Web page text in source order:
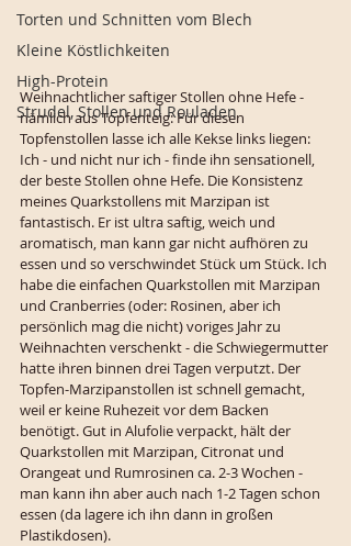
Torten und Schnitten vom Blech
Kleine Köstlichkeiten
High-Protein
Strudel, Stollen und Rouladen
Weihnachtlicher saftiger Stollen ohne Hefe -
nämlich aus Topfenteig: Für diesen
Topfenstollen lasse ich alle Kekse links liegen:
Ich - und nicht nur ich - finde ihn sensationell,
der beste Stollen ohne Hefe. Die Konsistenz
meines Quarkstollens mit Marzipan ist
fantastisch. Er ist ultra saftig, weich und
aromatisch, man kann gar nicht aufhören zu
essen und so verschwindet Stück um Stück. Ich
habe die einfachen Quarkstollen mit Marzipan
und Cranberries (oder: Rosinen, aber ich
persönlich mag die nicht) voriges Jahr zu
Weihnachten verschenkt - die Schwiegermutter
hatte ihren binnen drei Tagen verputzt. Der
Topfen-Marzipanstollen ist schnell gemacht,
weil er keine Ruhezeit vor dem Backen
benötigt. Gut in Alufolie verpackt, hält der
Quarkstollen mit Marzipan, Citronat und
Orangeat und Rumrosinen ca. 2-3 Wochen -
man kann ihn aber auch nach 1-2 Tagen schon
essen (da lagere ich ihn dann in großen
Plastikdosen).